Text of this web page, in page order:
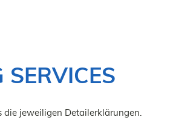
die jeweiligen Detailerklärungen.